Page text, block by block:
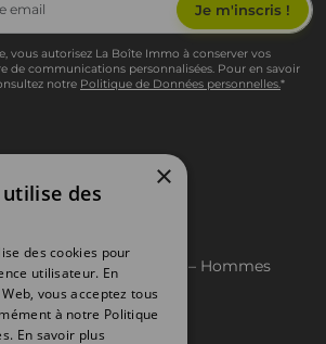
vous autorisez La Boîte Immo à conserver vos
de communications personnalisées. Pour en savoir
notre Politique de Données personnelles.*
Pied de page
Mentions légales
Politique cookies
Femmes – Hommes
Carrières
Crédits
×
utilise des
des cookies pour
utilisateur. En
vous acceptez tous
à notre Politique
En savoir plus